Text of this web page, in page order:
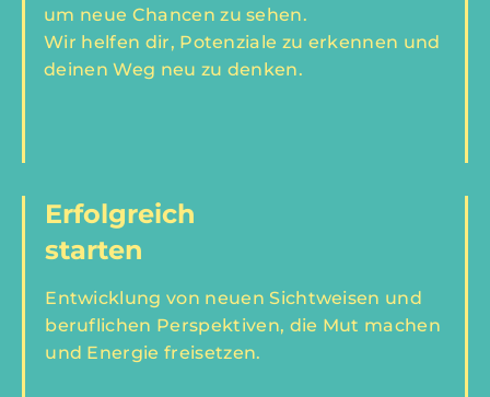
um neue Chancen zu sehen.
Wir helfen dir, Potenziale zu erkennen und
deinen Weg neu zu denken.
Erfolgreich
starten
Entwicklung von neuen Sichtweisen und
beruflichen Perspektiven, die Mut machen
und Energie freisetzen.